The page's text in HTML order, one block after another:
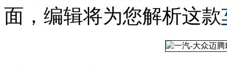
面，编辑将为您解析这款